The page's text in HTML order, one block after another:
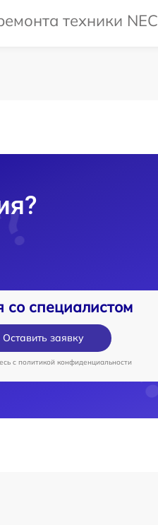
техники
со специалистом
Оставить заявку
c политикой конфиденциальности